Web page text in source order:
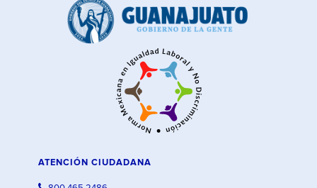
ATENCIÓN CIUDADANA